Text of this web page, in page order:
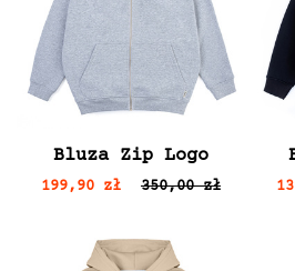
Bluza Zip Logo
199,90 zł 350,00 zł